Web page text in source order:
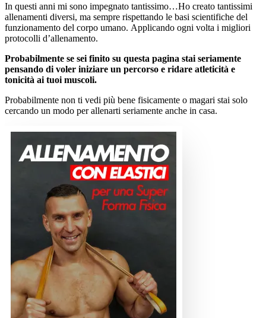
In questi anni mi sono impegnato tantissimo…Ho creato tantissimi
allenamenti diversi, ma sempre rispettando le basi scientifiche del
funzionamento del corpo umano. Applicando ogni volta i migliori
protocolli d’allenamento.
Probabilmente se sei finito su questa pagina stai seriamente
pensando di voler iniziare un percorso e ridare atleticità e
tonicità ai tuoi muscoli.
Probabilmente non ti vedi più bene fisicamente o magari stai solo
cercando un modo per allenarti seriamente anche in casa.